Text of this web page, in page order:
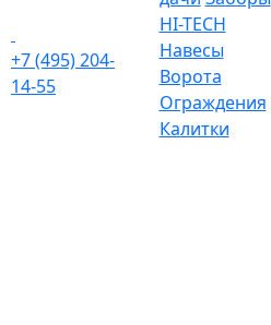
+7 (495) 204-
14-55
HI-TECH
Навесы
Ворота
Ограждения
Калитки